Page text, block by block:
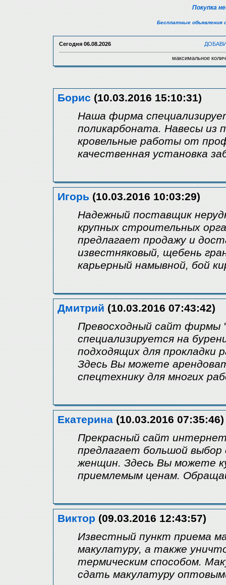
Покупка
Бесплатные объявления
Сегодня 06.08.2026
максимальное
Борис (10.03.2016 15:10:31)
Наша фирма
поликарбоната. Навесы из
кровельные работы от
качественная установка
Игорь (10.03.2016 10:03:29)
Надежный поставщик
крупных строительных
предлагает продажу и
известняковый, щебень
карьерный намывной, бой
Дмитрий (10.03.2016 07:43:42)
Превосходный сайт фирмы
специализируется на
подходящих для прокладки
Здесь Вы можете
спецтехнику для многих
Екатерина (10.03.2016 07:35:46)
Прекрасный сайт
предлагает большой выбор
женщин. Здесь Вы можете
приемлемым ценам.
Виктор (09.03.2016 12:43:57)
Известный пункт приема
макулатуру, а также
термическим способом.
сдать макулатуру